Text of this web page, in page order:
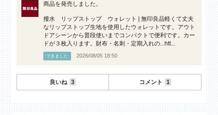
商品を発売しました。
撥水 リップストップ ウォレット | 無印良品軽くて丈夫
なリップストップ生地を使用したウォレットです。アウト
ドアシーンから普段使いまでコンパクトで便利です。カー
ドが３枚入ります。財布・名刺・定期入れの...htt...
できました 2026/08/05 18:50
良いね 3 コメント 1